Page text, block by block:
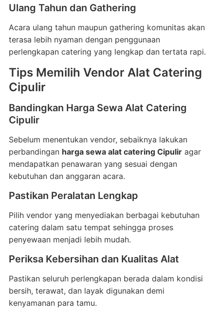
Ulang Tahun dan Gathering
Acara ulang tahun maupun gathering komunitas akan
terasa lebih nyaman dengan penggunaan
perlengkapan catering yang lengkap dan tertata rapi.
Tips Memilih Vendor Alat Catering
Cipulir
Bandingkan Harga Sewa Alat Catering
Cipulir
Sebelum menentukan vendor, sebaiknya lakukan
perbandingan harga sewa alat catering Cipuliragar
mendapatkan penawaran yang sesuai dengan
kebutuhan dan anggaran acara.
Pastikan Peralatan Lengkap
Pilih vendor yang menyediakan berbagai kebutuhan
catering dalam satu tempat sehingga proses
penyewaan menjadi lebih mudah.
Periksa Kebersihan dan Kualitas Alat
Pastikan seluruh perlengkapan berada dalam kondisi
bersih, terawat, dan layak digunakan demi
kenyamanan para tamu.